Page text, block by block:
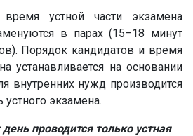
устной части экзамена
в парах (15–18 минут
Порядок кандидатов и время
устанавливается на основании
внутренних нужд производится
устного экзамена.
проводится только устная